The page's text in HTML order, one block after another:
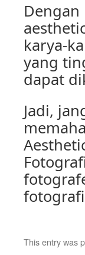
karya-
yang
dapat
Jadi,
This entry was